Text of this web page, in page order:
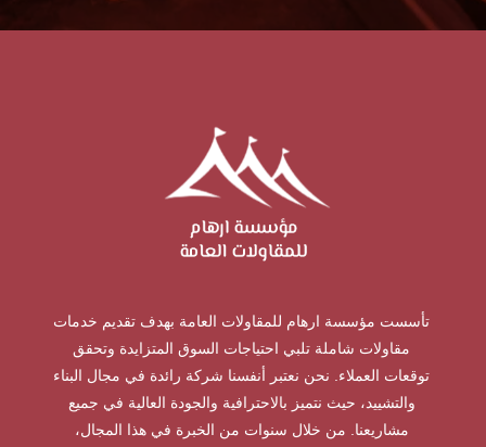
تأسست مؤسسة ارهام للمقاولات العامة بهدف تقديم خدمات
مقاولات شاملة تلبي احتياجات السوق المتزايدة وتحقق
توقعات العملاء. نحن نعتبر أنفسنا شركة رائدة في مجال البناء
والتشييد، حيث نتميز بالاحترافية والجودة العالية في جميع
مشاريعنا. من خلال سنوات من الخبرة في هذا المجال،